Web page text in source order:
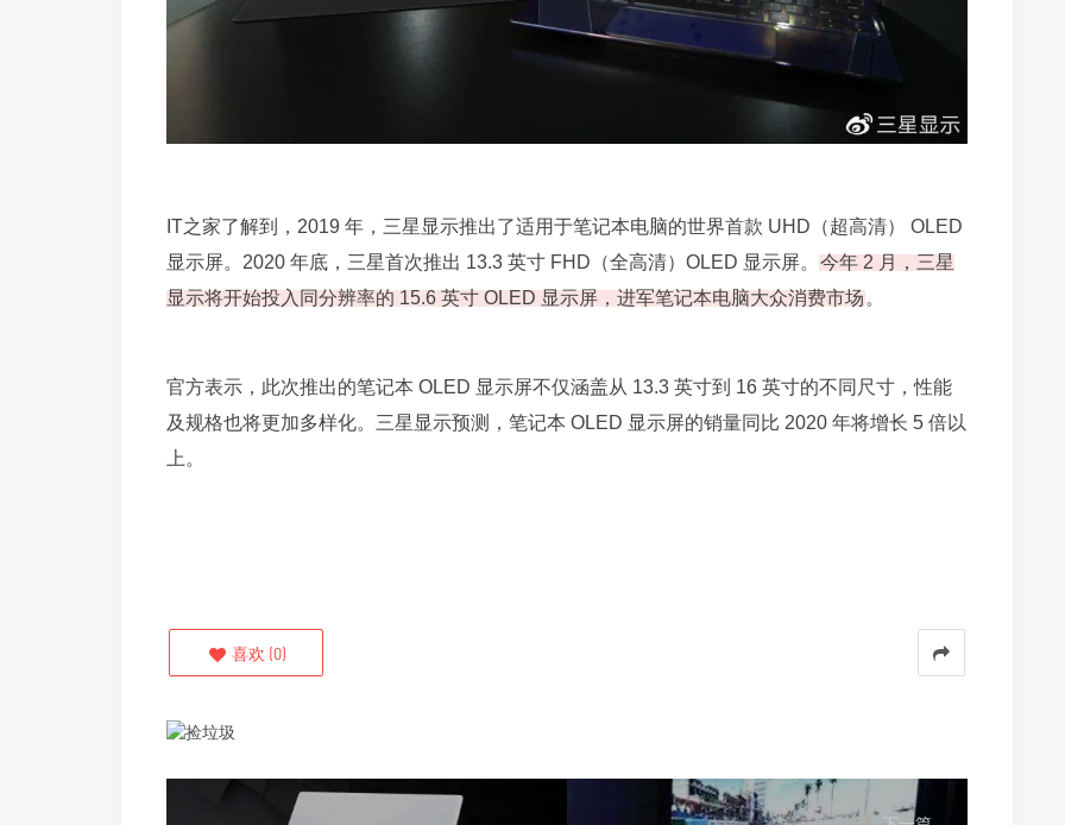
IT之家了解到，2019 年，三星显示推出了适用于笔记本电脑的世界首款 UHD（超高清） OLED
显示屏。2020 年底，三星首次推出 13.3 英寸 FHD（全高清）OLED 显示屏。 今年 2 月，三星
显示将开始投入同分辨率的 15.6 英寸 OLED 显示屏，进军笔记本电脑大众消费市场 。
官方表示，此次推出的笔记本 OLED 显示屏不仅涵盖从 13.3 英寸到 16 英寸的不同尺寸，性能
及规格也将更加多样化。三星显示预测，笔记本 OLED 显示屏的销量同比 2020 年将增长 5 倍以
上。
喜欢 (0)